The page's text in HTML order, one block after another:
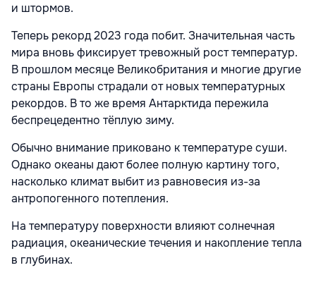
и штормов.
Теперь рекорд 2023 года побит. Значительная часть
мира вновь фиксирует тревожный рост температур.
В прошлом месяце Великобритания и многие другие
страны Европы страдали от новых температурных
рекордов. В то же время Антарктида пережила
беспрецедентно тёплую зиму.
Обычно внимание приковано к температуре суши.
Однако океаны дают более полную картину того,
насколько климат выбит из равновесия из-за
антропогенного потепления.
На температуру поверхности влияют солнечная
радиация, океанические течения и накопление тепла
в глубинах.